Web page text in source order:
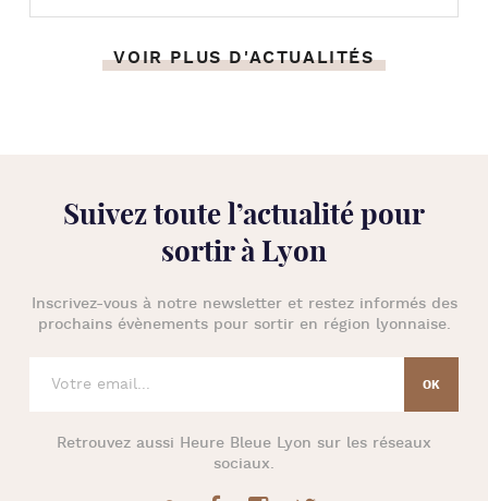
VOIR PLUS D'ACTUALITÉS
Suivez toute l’actualité pour
sortir à Lyon
Inscrivez-vous à notre newsletter et restez informés des
prochains évènements pour sortir en région lyonnaise.
Retrouvez aussi Heure Bleue Lyon sur les réseaux
sociaux.